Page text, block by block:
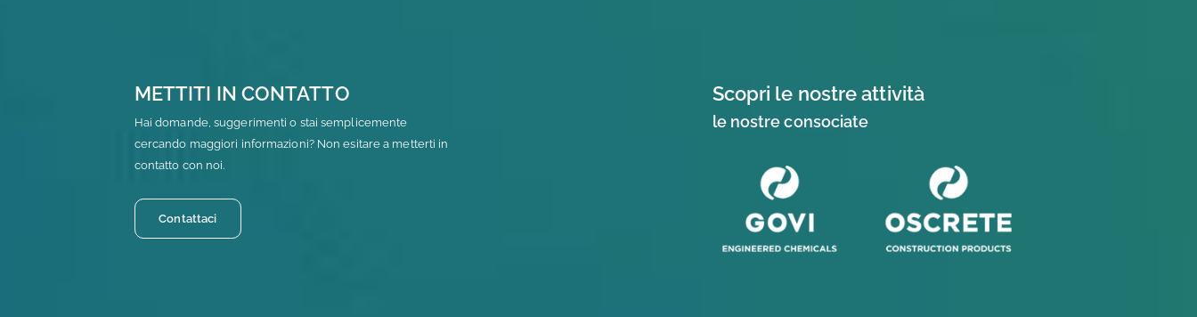
METTITI IN CONTATTO
Hai domande, suggerimenti o stai semplicemente
cercando maggiori informazioni? Non esitare a metterti in
contatto con noi.
Contattaci
Scopri le nostre attività
le nostre consociate